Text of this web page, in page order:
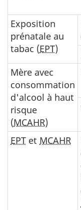
Exposition
prénatale au
tabac (EPT)
Mère avec
consommation
d'alcool à haut
risque
(MCAHR)
EPT et MCAHR